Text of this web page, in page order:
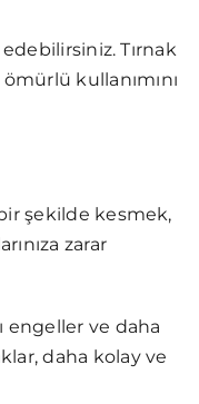
Tırnak
kullanımını
bir şekilde kesmek,
zarar
engeller ve daha
daha kolay ve